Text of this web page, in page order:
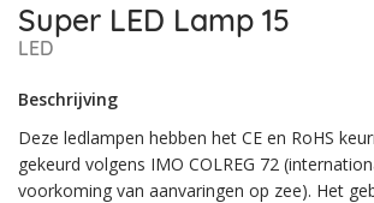
Super LED Lamp 15
LED
Beschrijving
Deze ledlampen hebben het CE en RoHS
gekeurd volgens IMO COLREG 72
voorkoming van aanvaringen op zee). Het